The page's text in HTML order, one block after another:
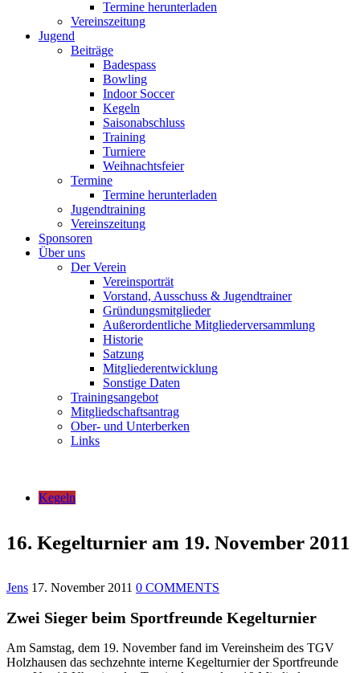
Termine herunterladen
Vereinszeitung
Jugend
Beiträge
Badespass
Bowling
Indoor Soccer
Kegeln
Saisonabschluss
Training
Turniere
Weihnachtsfeier
Termine
Termine herunterladen
Jugendtraining
Vereinszeitung
Sponsoren
Über uns
Der Verein
Vereinsporträt
Vorstand, Ausschuss & Jugendtrainer
Gründungsmitglieder
Außerordentliche Mitgliederversammlung
Historie
Satzung
Mitgliederentwicklung
Sonstige Daten
Trainingsangebot
Mitgliedschaftsantrag
Ober- und Unterberken
Links
Kegeln
16. Kegelturnier am 19. November 2011
Jens 17. November 2011 0 COMMENTS
Zwei Sieger beim Sportfreunde Kegelturnier
Am Samstag, dem 19. November fand im Vereinsheim des TGV
Holzhausen das sechzehnte interne Kegelturnier der Sportfreunde